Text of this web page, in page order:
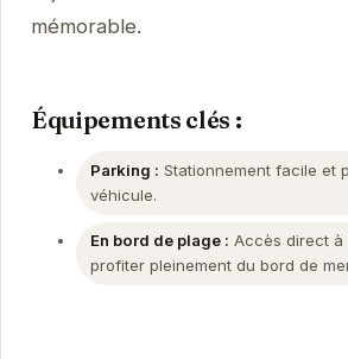
mémorable.
Équipements clés :
Parking : Stationnement facile et
véhicule.
En bord de plage : Accès direct à
profiter pleinement du bord de